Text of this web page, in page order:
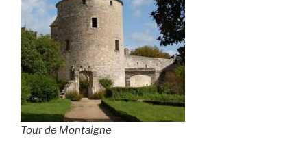
Tour de Montaigne